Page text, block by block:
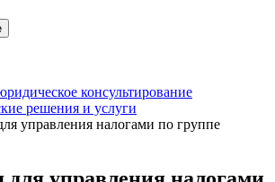
консультирование
решения и услуги
управления налогами по группе